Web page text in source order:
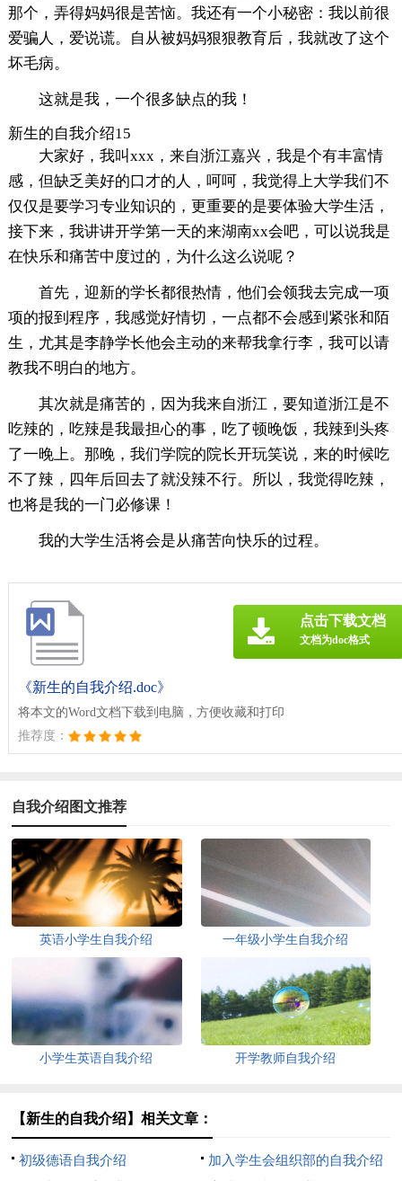
那个，弄得妈妈很是苦恼。我还有一个小秘密：我以前很
爱骗人，爱说谎。自从被妈妈狠狠教育后，我就改了这个
坏毛病。
这就是我，一个很多缺点的我！
新生的自我介绍15
大家好，我叫xxx，来自浙江嘉兴，我是个有丰富情
感，但缺乏美好的口才的人，呵呵，我觉得上大学我们不
仅仅是要学习专业知识的，更重要的是要体验大学生活，
接下来，我讲讲开学第一天的来湖南xx会吧，可以说我是
在快乐和痛苦中度过的，为什么这么说呢？
首先，迎新的学长都很热情，他们会领我去完成一项
项的报到程序，我感觉好情切，一点都不会感到紧张和陌
生，尤其是李静学长他会主动的来帮我拿行李，我可以请
教我不明白的地方。
其次就是痛苦的，因为我来自浙江，要知道浙江是不
吃辣的，吃辣是我最担心的事，吃了顿晚饭，我辣到头疼
了一晚上。那晚，我们学院的院长开玩笑说，来的时候吃
不了辣，四年后回去了就没辣不行。所以，我觉得吃辣，
也将是我的一门必修课！
我的大学生活将会是从痛苦向快乐的过程。
《新生的自我介绍.doc》
将本文的Word文档下载到电脑，方便收藏和打印
推荐度：
点击下载文档
文档为doc格式
自我介绍图文推荐
英语小学生自我介绍 一年级小学生自我介绍
小学生英语自我介绍 开学教师自我介绍
【新生的自我介绍】相关文章：
初级德语自我介绍
加入学生会组织部的自我介绍